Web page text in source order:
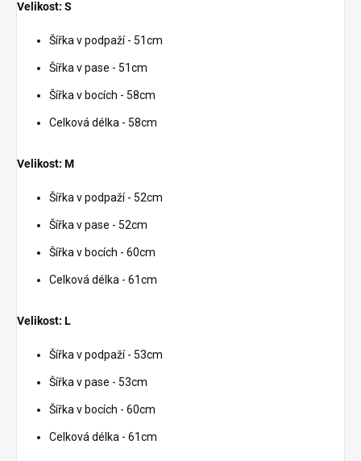
Velikost: S
Šířka v podpaží - 51cm
Šířka v pase - 51cm
Šířka v bocích - 58cm
Celková délka - 58cm
Velikost: M
Šířka v podpaží - 52cm
Šířka v pase - 52cm
Šířka v bocích - 60cm
Celková délka - 61cm
Velikost: L
Šířka v podpaží - 53cm
Šířka v pase - 53cm
Šířka v bocích - 60cm
Celková délka - 61cm